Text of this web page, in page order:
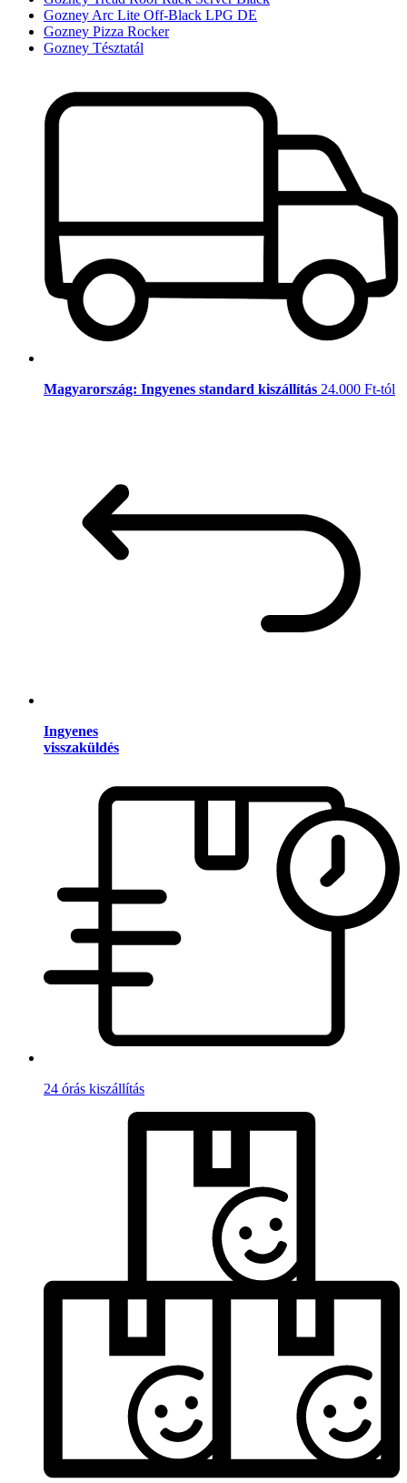
Gozney Arc Lite Off-Black LPG DE
Gozney Pizza Rocker
Gozney Tésztatál
Magyarország: Ingyenes standard kiszállítás 24.000 Ft-tól
Ingyenes
visszaküldés
24 órás kiszállítás